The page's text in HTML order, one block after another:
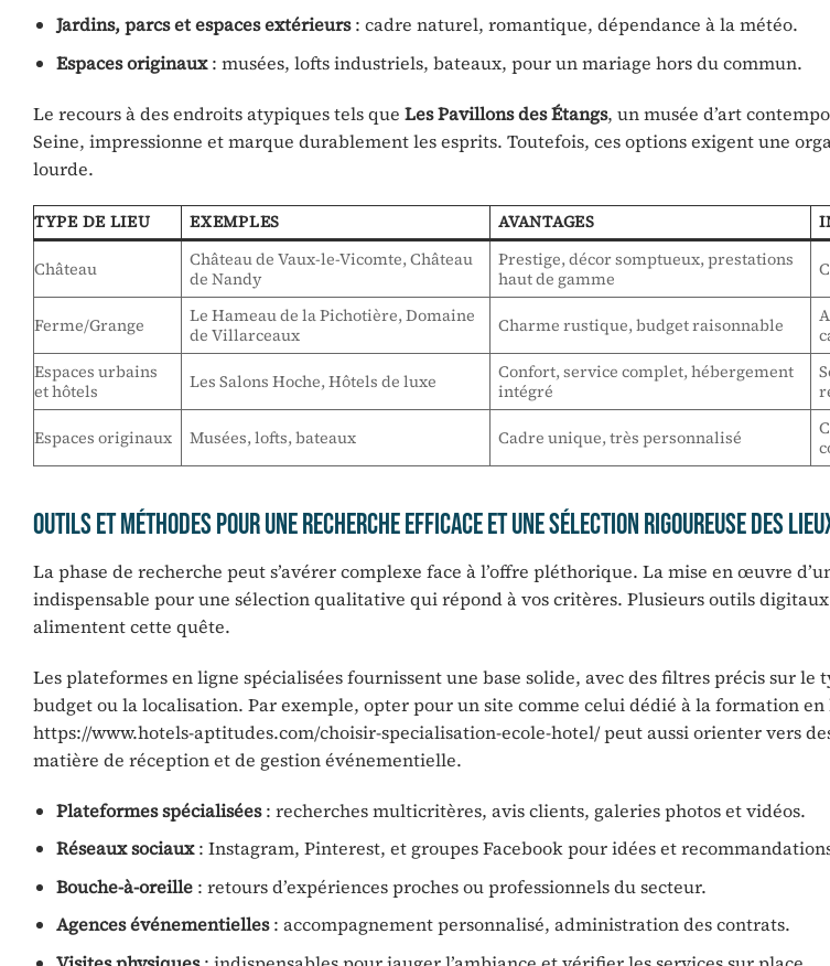
Jardins, parcs et espaces extérieurs: cadre naturel, romantique, dépendance à la météo.
Espaces originaux: musées, lofts industriels, bateaux, pour un mariage hors du commun.
Le recours à des endroits atypiques tels que Les Pavillons des Étangs, un musée d’art
Seine, impressionne et marque durablement les esprits. Toutefois, ces options exigent une
lourde.
TYPE DE LIEU EXEMPLES AVANTAGES
Château
Château de Vaux-le-Vicomte, Château
de Nandy
Prestige, décor somptueux, prestations
haut de gamme
Ferme/Grange
Le Hameau de la Pichotière, Domaine
de Villarceaux
Charme rustique, budget raisonnable
Espaces urbains
et hôtels
Les Salons Hoche, Hôtels de luxe
Confort, service complet, hébergement
intégré
Espaces originaux Musées, lofts, bateaux Cadre unique, très personnalisé
Outils et méthodes pour une recherche efficace et une sélection rigoureuse des
La phase de recherche peut s’avérer complexe face à l’offre pléthorique. La mise en œuvre
indispensable pour une sélection qualitative qui répond à vos critères. Plusieurs outils
alimentent cette quête.
Les plateformes en ligne spécialisées fournissent une base solide, avec des filtres précis sur le
budget ou la localisation. Par exemple, opter pour un site comme celui dédié à la formation
https://www.hotels-aptitudes.com/choisir-specialisation-ecole-hotel/ peut aussi orienter vers
matière de réception et de gestion événementielle.
Plateformes spécialisées: recherches multicritères, avis clients, galeries photos et vidéos.
Réseaux sociaux: Instagram, Pinterest, et groupes Facebook pour idées et
Bouche-à-oreille: retours d’expériences proches ou professionnels du secteur.
Agences événementielles: accompagnement personnalisé, administration des contrats.